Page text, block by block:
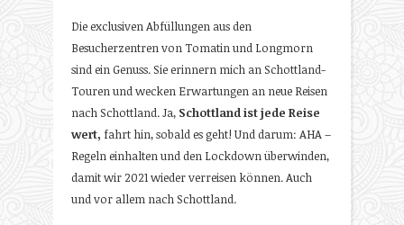
Die exclusiven Abfüllungen aus den
Besucherzentren von Tomatin und Longmorn
sind ein Genuss. Sie erinnern mich an Schottland-
Touren und wecken Erwartungen an neue Reisen
nach Schottland. Ja, Schottland ist jede Reise
wert, fahrt hin, sobald es geht! Und darum: AHA –
Regeln einhalten und den Lockdown überwinden,
damit wir 2021 wieder verreisen können. Auch
und vor allem nach Schottland.